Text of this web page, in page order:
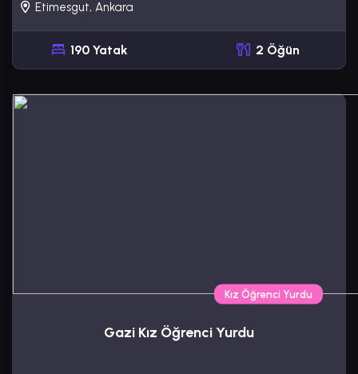
Etimesgut, Ankara
190 Yatak 2 Öğün
Kız Öğrenci Yurdu
Gazi Kız Öğrenci Yurdu